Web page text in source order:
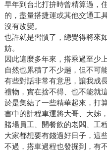
早年到台北打拚時曾精算過，
的，盡量搭捷運或其他交通工
沒有改變。
也許就是習慣了，總覺得將來
妨。
因此這麼多年來，搭乘過至少
自然也累積了不少趟，但不可
有些對話非常有意思，讓我成
禮物，實在捨不得、也不能就
於是集結了一些精華起來，打
書中的計程車運將大哥、大姊
賭場員工、開餐飲的老闆、工
大家都想要有錢過好日子，這
不過，搭車過程也發掘到，有